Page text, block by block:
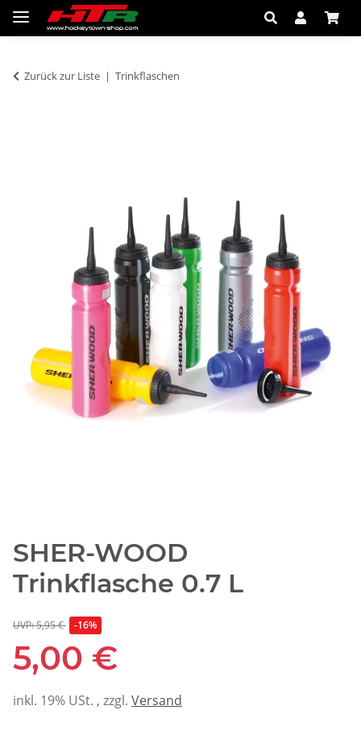
Zurück zur Liste Trinkflaschen
SHER-WOOD
Trinkflasche 0.7 L
UVP: 5,95 € -16%
5,00 €
inkl. 19% USt. , zzgl. Versand